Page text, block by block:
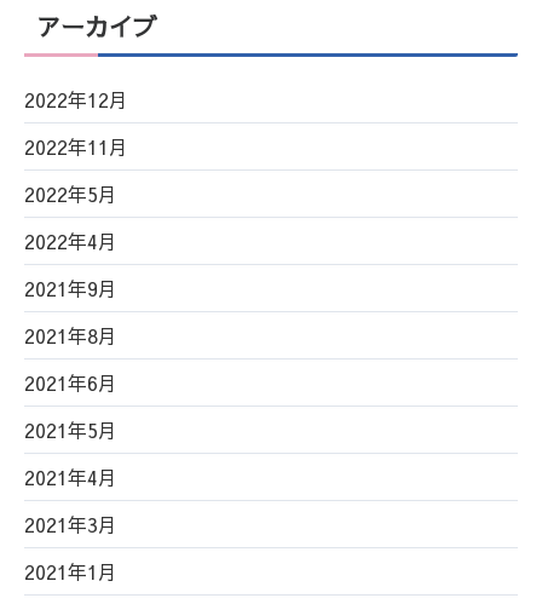
アーカイブ
2022年12月
2022年11月
2022年5月
2022年4月
2021年9月
2021年8月
2021年6月
2021年5月
2021年4月
2021年3月
2021年1月